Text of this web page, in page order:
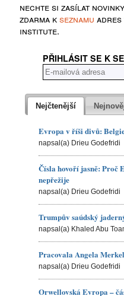
nechte si zasílat
zdarma kseznamu adres
institute.
PŘIHLÁSIT SE K
Nejčtenější
Evropa v říši divů:
napsal(a) Drieu Godefridi
Čísla hovoří jasně: Proč
nepřežije
napsal(a) Drieu Godefridi
Trumpův saúdský
napsal(a) Khaled Abu
Pracovala Angela
napsal(a) Drieu Godefridi
Orwellovská Evropa –